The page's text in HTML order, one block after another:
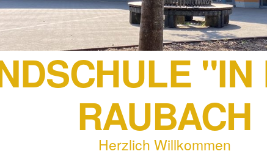
RAUBACH
Herzlich Willkommen